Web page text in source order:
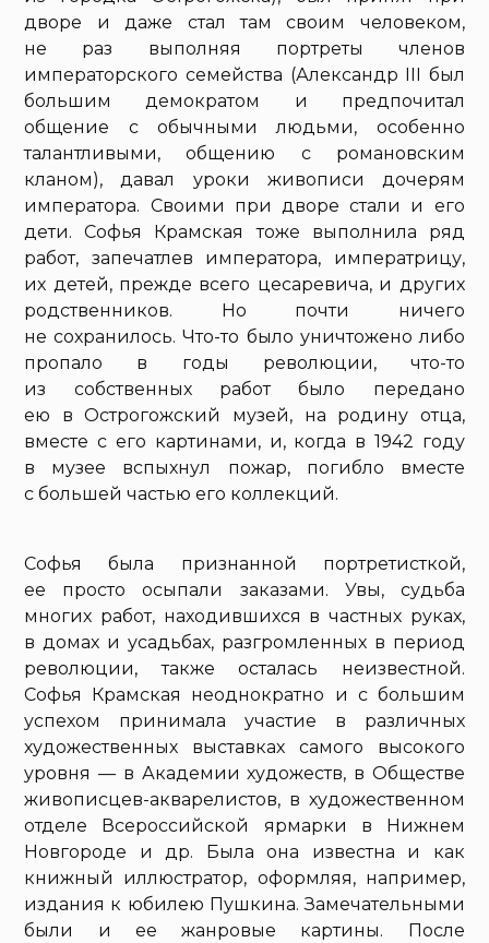
дворе и даже стал там своим человеком,
не раз выполняя портреты членов
императорского семейства (Александр III был
большим демократом и предпочитал
общение с обычными людьми, особенно
талантливыми, общению с романовским
кланом), давал уроки живописи дочерям
императора. Своими при дворе стали и его
дети. Софья Крамская тоже выполнила ряд
работ, запечатлев императора, императрицу,
их детей, прежде всего цесаревича, и других
родственников. Но почти ничего
не сохранилось. Что-то было уничтожено либо
пропало в годы революции, что-то
из собственных работ было передано
ею в Острогожский музей, на родину отца,
вместе с его картинами, и, когда в 1942 году
в музее вспыхнул пожар, погибло вместе
с большей частью его коллекций.
Софья была признанной портретисткой,
ее просто осыпали заказами. Увы, судьба
многих работ, находившихся в частных руках,
в домах и усадьбах, разгромленных в период
революции, также осталась неизвестной.
Софья Крамская неоднократно и с большим
успехом принимала участие в различных
художественных выставках самого высокого
уровня — в Академии художеств, в Обществе
живописцев-акварелистов, в художественном
отделе Всероссийской ярмарки в Нижнем
Новгороде и др. Была она известна и как
книжный иллюстратор, оформляя, например,
издания к юбилею Пушкина. Замечательными
были и ее жанровые картины. После